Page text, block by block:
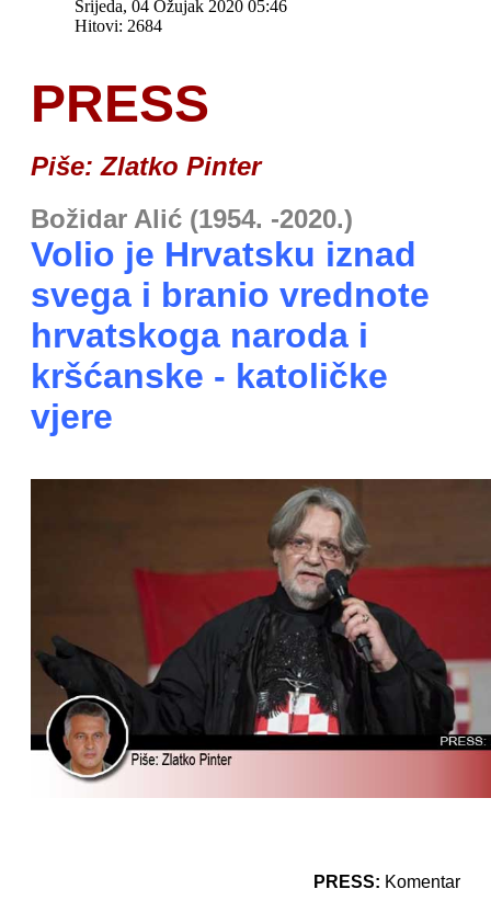
Srijeda, 04 Ožujak 2020 05:46
Hitovi: 2684
PRESS
Piše: Zlatko Pinter
Božidar Alić (1954. -2020.)
Volio je Hrvatsku iznad
svega i branio vrednote
hrvatskoga naroda i
kršćanske - katoličke
vjere
PRESS: Komentar